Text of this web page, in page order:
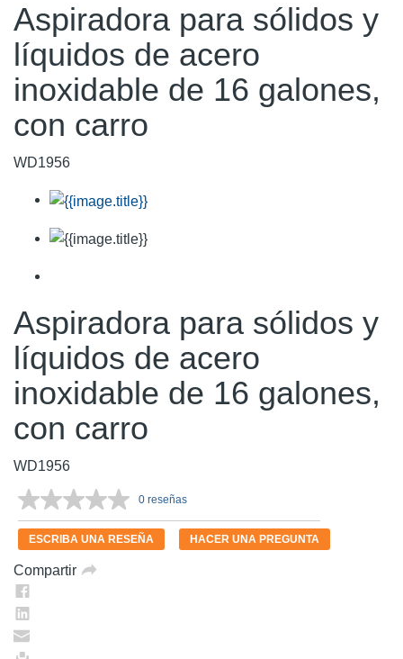
Aspiradora para sólidos y
líquidos de acero
inoxidable de 16 galones,
con carro
WD1956
Aspiradora para sólidos y
líquidos de acero
inoxidable de 16 galones,
con carro
WD1956
Sin
puntuación.
Enlace
en
0 reseñas
ESCRIBA UNA RESEÑA HACER UNA PREGUNTA
Compartir